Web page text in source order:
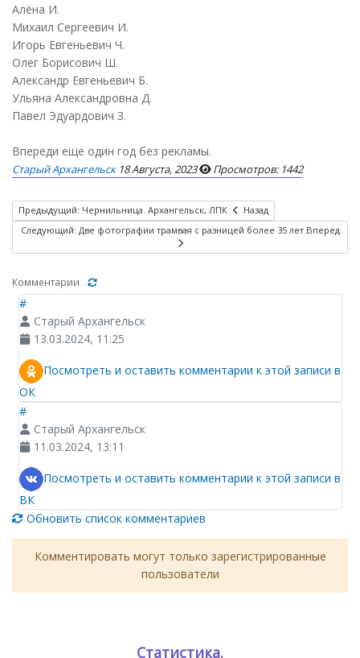
Алёна И.
Михаил Сергеевич И.
Игорь Евгеньевич Ч.
Олег Борисович Ш.
Александр Евгеньевич Б.
Ульяна Александровна Д.
Павел Эдуардович З.
Впереди еще один год без рекламы.
Старый Архангельск 18 Августа, 2023 Просмотров: 1442
Предыдущий: Чернильница. Архангельск, ЛПК
Назад
Следующий: Две фотографии трамвая с разницей более 35 лет Вперед
Комментарии
#
Старый Архангельск
13.03.2024, 11:25
Посмотреть и оставить комментарии к этой записи в
ОК
#
Старый Архангельск
11.03.2024, 13:11
Посмотреть и оставить комментарии к этой записи в
ВК
Обновить список комментариев
Комментировать могут только зарегистрированные
пользователи
Статистика.